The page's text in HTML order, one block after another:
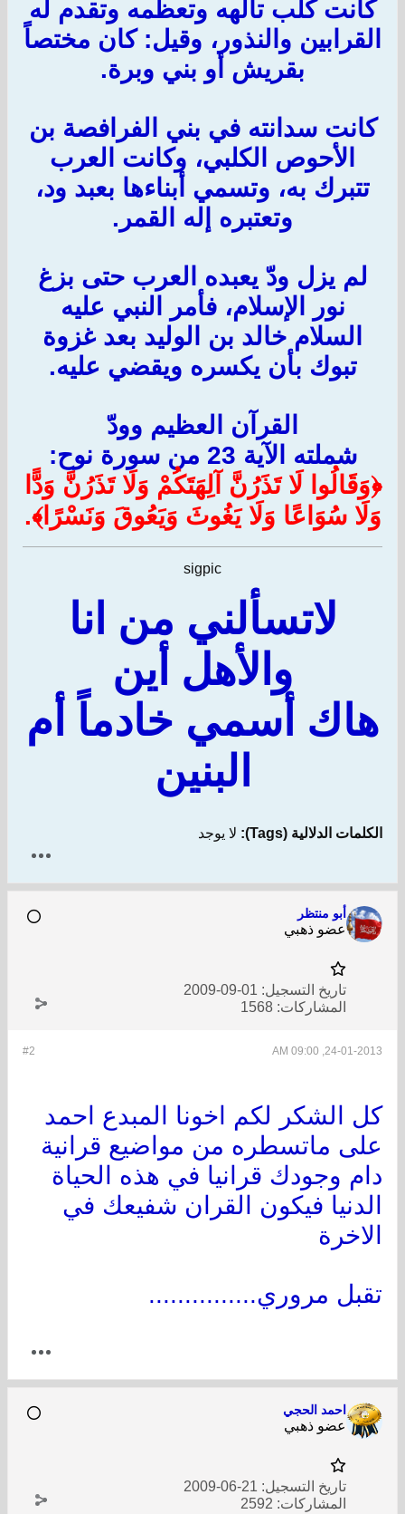
كانت كلب تألّهه وتعظمه وتقدم له
القرابين والنذور، وقيل: كان مختصاً
بقريش أو بني وبرة.
كانت سدانته في بني الفرافصة بن
الأحوص الكلبي، وكانت العرب
تتبرك به، وتسمي أبناءها بعبد ود،
وتعتبره إله القمر.
لم يزل ودّ يعبده العرب حتى بزغ
نور الإسلام، فأمر النبي عليه
السلام خالد بن الوليد بعد غزوة
تبوك بأن يكسره ويقضي عليه.
القرآن العظيم وودّ
شملته الآية 23 من سورة نوح:
﴿وَقَالُوا لَا تَذَرُنَّ آلِهَتَكُمْ وَلَا تَذَرُنَّ وَدًّا
وَلَا سُوَاعًا وَلَا يَغُوثَ وَيَعُوقَ وَنَسْرًا﴾.
sigpic
لاتسألني من انا
والأهل أين
هاك أسمي خادماً أم
البنين
الكلمات الدلالية (Tags): لا يوجد
أبو منتظر
عضو ذهبي
تاريخ التسجيل: 01-09-2009
المشاركات: 1568
#2 24-01-2013, 09:00 AM
كل الشكر لكم اخونا المبدع احمد
على ماتسطره من مواضيع قرانية
دام وجودك قرانيا في هذه الحياة
الدنيا فيكون القران شفيعك في
الاخرة
تقبل مروري...............
احمد الحجي
عضو ذهبي
تاريخ التسجيل: 21-06-2009
المشاركات: 2592